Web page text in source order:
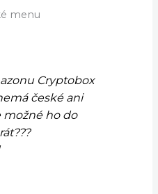
menu
Cryptobox
české ani
možné ho do